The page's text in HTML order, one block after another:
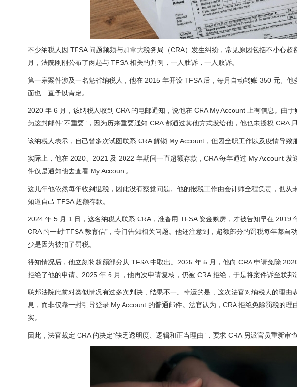
不少纳税人因 TFSA 问题频频与加拿大税务局（CRA）发生纠纷，常见原因包括不小心超
月，法院刚刚公布了两起与 TFSA 相关的判例，一人胜诉，一人败诉。
第一宗案件涉及一名魁省纳税人，他在 2015 年开设 TFSA 后，每月自动转账 350 元。
面也一直予以肯定。
2020 年 6 月，该纳税人收到 CRA 的电邮通知，说他在 CRA My Account 上有信息。由
为这封邮件“不重要”，因为历来重要通知 CRA 都通过其他方式发给他，他也未授权 CRA
该纳税人表示，自己曾多次试图联系 CRA 解锁 My Account，但因全职工作以及疫情导致
实际上，他在 2020、2021 及 2022 年期间一直超额存款，CRA 每年通过 My Account
件仅是通知他去查看 My Account。
这几年他依然每年收到退税，因此没有察觉问题。他的报税工作由会计师全程负责，也
知道自己 TFSA 超额存款。
2024 年 5 月 1 日，这名纳税人联系 CRA，准备用 TFSA 资金购房，才被告知早在 2019
CRA 的一封“TFSA 教育信”，专门告知相关问题。他还注意到，超额部分的罚税每年都
少是因为被扣了罚税。
得知情况后，他立刻将超额部分从 TFSA 中取出。2025 年 5 月，他向 CRA 申请免除
拒绝了他的申请。2025 年 6 月，他再次申请复核，仍被 CRA 拒绝，于是将案件诉至联邦
联邦法院此前对类似情况有过多次判决，结果不一。幸运的是，这次法官对纳税人的理
息，而非仅靠一封引导登录 My Account 的普通邮件。法官认为，CRA 拒绝免除罚税的
实。
因此，法官裁定 CRA 的决定“缺乏透明度、逻辑和正当理由”，要求 CRA 另派官员重新审查